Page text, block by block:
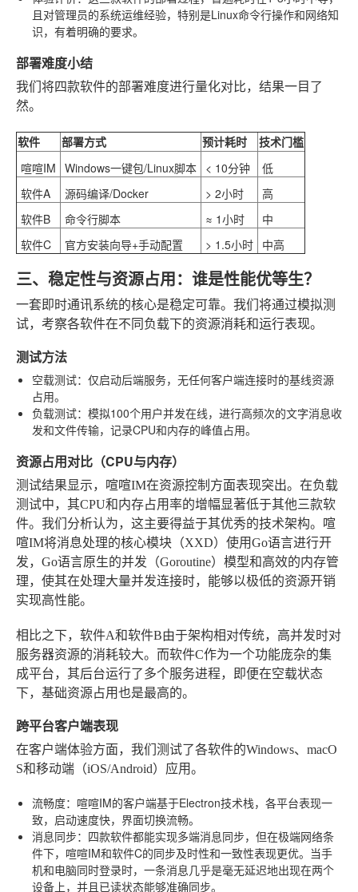
且对管理员的系统运维经验，特别是Linux命令行操作和网络知
识，有着明确的要求。
部署难度小结
我们将四款软件的部署难度进行量化对比，结果一目了
然。
软件 部署方式 预计耗时
技术门槛
喧喧IM Windows一键包/Linux脚本 < 10分钟
低
软件A
源码编译/Docker > 2小时
高
软件B
命令行脚本 ≈ 1小时
中
软件C
官方安装向导+手动配置 > 1.5小时 中高
三、稳定性与资源占用：谁是性能优等生？
一套即时通讯系统的核心是稳定可靠。我们将通过模拟测
试，考察各软件在不同负载下的资源消耗和运行表现。
测试方法
空载测试：仅启动后端服务，无任何客户端连接时的基线资源
占用。
负载测试：模拟100个用户并发在线，进行高频次的文字消息收
发和文件传输，记录CPU和内存的峰值占用。
资源占用对比（CPU与内存）
测试结果显示，喧喧IM在资源控制方面表现突出。在负载
测试中，其CPU和内存占用率的增幅显著低于其他三款软
件。我们分析认为，这主要得益于其优秀的技术架构。喧
喧IM将消息处理的核心模块（XXD）使用Go语言进行开
发，Go语言原生的并发（Goroutine）模型和高效的内存管
理，使其在处理大量并发连接时，能够以极低的资源开销
实现高性能。
相比之下，软件A和软件B由于架构相对传统，高并发时对
服务器资源的消耗较大。而软件C作为一个功能庞杂的集
成平台，其后台运行了多个服务进程，即便在空载状态
下，基础资源占用也是最高的。
跨平台客户端表现
在客户端体验方面，我们测试了各软件的Windows、macO
S和移动端（iOS/Android）应用。
流畅度：喧喧IM的客户端基于Electron技术栈，各平台表现一
致，启动速度快，界面切换流畅。
消息同步：四款软件都能实现多端消息同步，但在极端网络条
件下，喧喧IM和软件C的同步及时性和一致性表现更优。当手
机和电脑同时登录时，一条消息几乎是毫无延迟地出现在两个
设备上，并且已读状态能够准确同步。